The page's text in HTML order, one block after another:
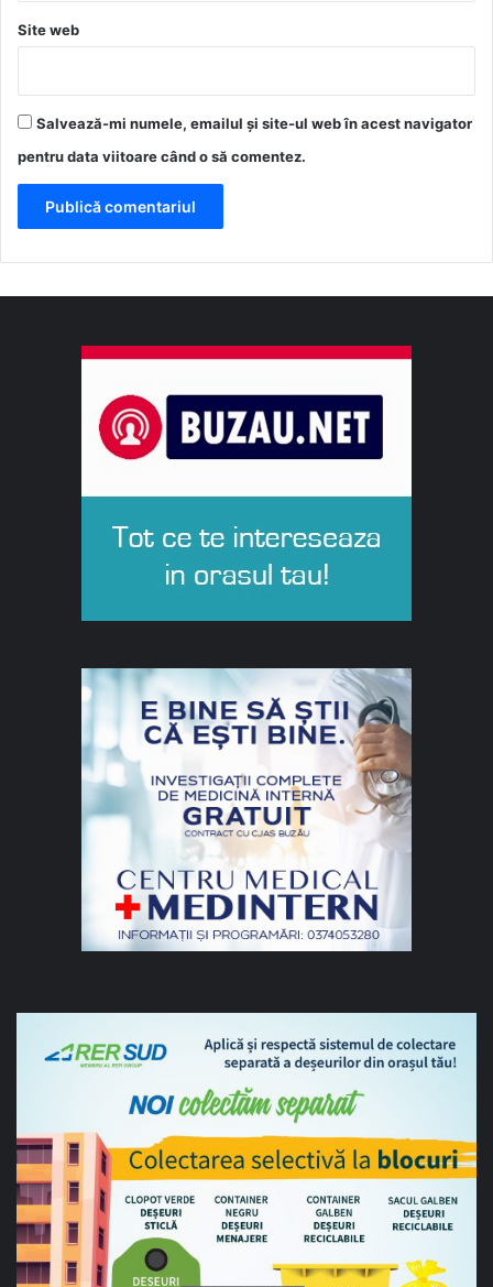
Site web
Salvează-mi numele, emailul și site-ul web în acest navigator
pentru data viitoare când o să comentez.